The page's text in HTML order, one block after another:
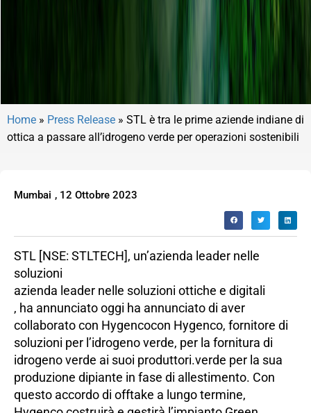
Home » Press Release » STL è tra le prime aziende indiane di
ottica a passare all’idrogeno verde per operazioni sostenibili
Mumbai , 12 Ottobre 2023
STL [NSE: STLTECH], un’azienda leader nelle
soluzioni
azienda leader nelle soluzioni ottiche e digitali
, ha annunciato oggi ha annunciato di aver
collaborato con Hygencocon Hygenco, fornitore di
soluzioni per l’idrogeno verde, per la fornitura di
idrogeno verde ai suoi produttori.verde per la sua
produzione dipiante in fase di allestimento. Con
questo accordo di offtake a lungo termine,